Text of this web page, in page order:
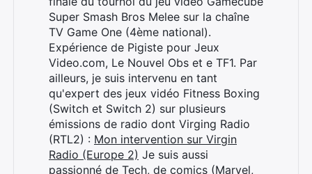
Super Smash Bros Melee sur la chaîne
TV Game One (4ème national).
Expérience de Pigiste pour Jeux
Video.com, Le Nouvel Obs et e TF1. Par
ailleurs, je suis intervenu en tant
qu'expert des jeux vidéo Fitness Boxing
(Switch et Switch 2) sur plusieurs
émissions de radio dont Virging Radio
(RTL2) : Mon intervention sur Virgin
Radio (Europe 2) Je suis aussi
passionné de Tech, de comics (Marvel,